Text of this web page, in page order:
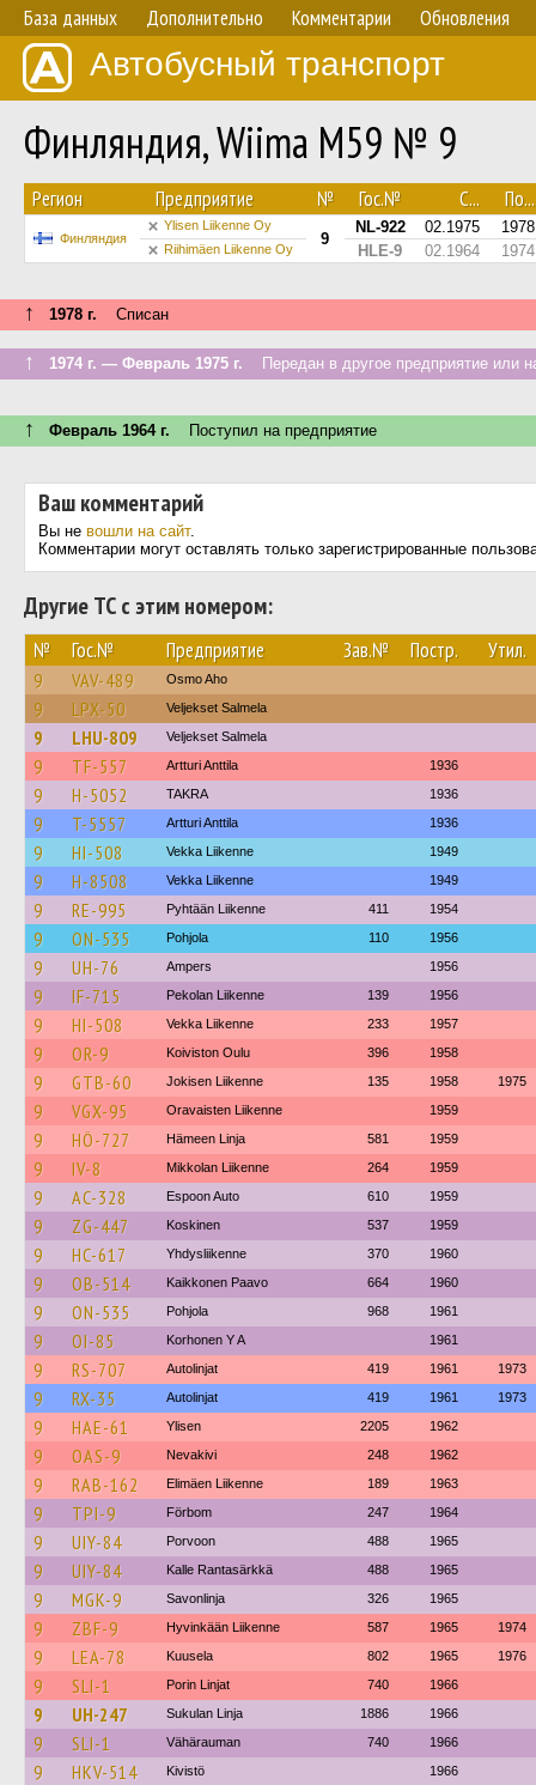
База данных Дополнительно Комментарии Обновления
Автобусный транспорт
Финляндия, Wiima M59 № 9
Регион Предприятие № Гос.№ С... По...
Финляндия
Ylisen Liikenne Oy
9
NL-922 02.1975 1978
Riihimäen Liikenne Oy HLE-9 02.1964 1974
↑ 1978 г. Списан
↑ 1974 г. — Февраль 1975 г. Передан в другое предприятие или
↑ Февраль 1964 г. Поступил на предприятие
Ваш комментарий
Вы не вошли на сайт.
Комментарии могут оставлять только зарегистрированные
Другие ТС с этим номером:
№ Гос.№ Предприятие Зав.№ Постр. Утил.
9 VAV-489 Osmo Aho
9 LPX-50 Veljekset Salmela
9 LHU-809 Veljekset Salmela
9 TF-557 Artturi Anttila 1936
9 H-5052 TAKRA 1936
9 T-5557 Artturi Anttila 1936
9 HI-508 Vekka Liikenne 1949
9 H-8508 Vekka Liikenne 1949
9 RE-995 Pyhtään Liikenne 411 1954
9 ON-535 Pohjola 110 1956
9 UH-76 Ampers 1956
9 IF-715 Pekolan Liikenne 139 1956
9 HI-508 Vekka Liikenne 233 1957
9 OR-9 Koiviston Oulu 396 1958
9 GTB-60 Jokisen Liikenne 135 1958 1975
9 VGX-95 Oravaisten Liikenne 1959
9 HÖ-727 Hämeen Linja 581 1959
9 IV-8 Mikkolan Liikenne 264 1959
9 AC-328 Espoon Auto 610 1959
9 ZG-447 Koskinen 537 1959
9 HC-617 Yhdysliikenne 370 1960
9 OB-514 Kaikkonen Paavo 664 1960
9 ON-535 Pohjola 968 1961
9 OI-85 Korhonen Y A 1961
9 RS-707 Autolinjat 419 1961 1973
9 RX-35 Autolinjat 419 1961 1973
9 HAE-61 Ylisen 2205 1962
9 OAS-9 Nevakivi 248 1962
9 RAB-162 Elimäen Liikenne 189 1963
9 TPI-9 Förbom 247 1964
9 UIY-84 Porvoon 488 1965
9 UIY-84 Kalle Rantasärkkä 488 1965
9 MGK-9 Savonlinja 326 1965
9 ZBF-9 Hyvinkään Liikenne 587 1965 1974
9 LEA-78 Kuusela 802 1965 1976
9 SLI-1 Porin Linjat 740 1966
9 UH-247 Sukulan Linja 1886 1966
9 SLI-1 Vähärauman 740 1966
9 HKV-514 Kivistö 1966